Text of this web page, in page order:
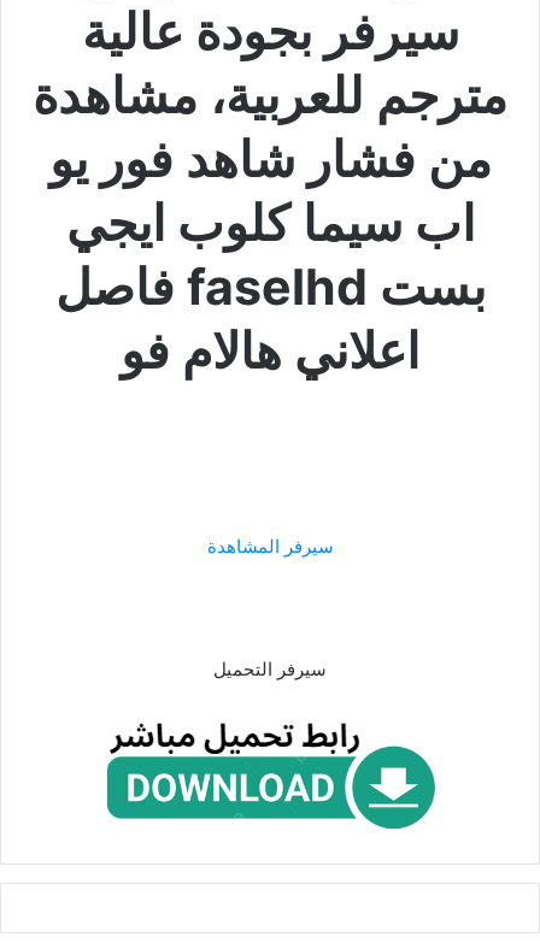
سيرفر بجودة عالية
مترجم للعربية، مشاهدة
من فشار شاهد فور يو
اب سيما كلوب ايجي
بست faselhd فاصل
اعلاني هالام فو
سيرفر المشاهدة
سيرفر التحميل